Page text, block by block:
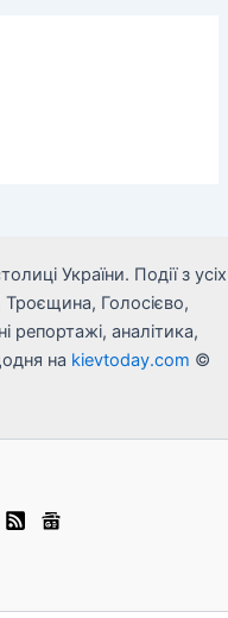
України. Події з усіх
Голосієво,
репортажі, аналітика,
на kievtoday.com ©